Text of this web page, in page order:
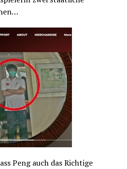
Peng auch das Richtige